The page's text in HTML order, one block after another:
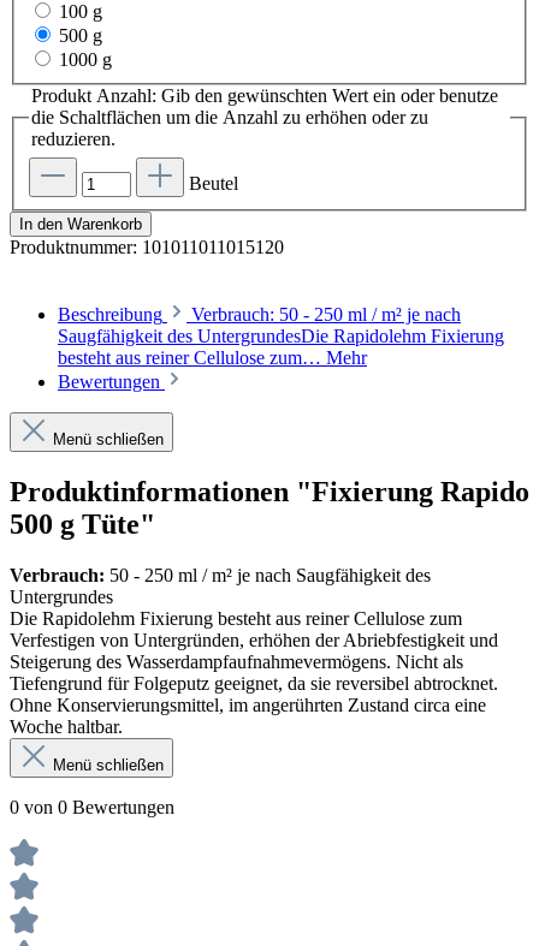
100 g
500 g
1000 g
Produkt Anzahl: Gib den gewünschten Wert ein oder benutze
die Schaltflächen um die Anzahl zu erhöhen oder zu
reduzieren.
Beutel
In den Warenkorb
Produktnummer: 101011011015120
Beschreibung
Verbrauch: 50 - 250 ml / m² je nach
Saugfähigkeit des UntergrundesDie Rapidolehm Fixierung
besteht aus reiner Cellulose zum… Mehr
Bewertungen
Menü schließen
Produktinformationen "Fixierung Rapido
500 g Tüte"
Verbrauch: 50 - 250 ml / m² je nach Saugfähigkeit des
Untergrundes
Die Rapidolehm Fixierung besteht aus reiner Cellulose zum
Verfestigen von Untergründen, erhöhen der Abriebfestigkeit und
Steigerung des Wasserdampfaufnahmevermögens. Nicht als
Tiefengrund für Folgeputz geeignet, da sie reversibel abtrocknet.
Ohne Konservierungsmittel, im angerührten Zustand circa eine
Woche haltbar.
Menü schließen
0 von 0 Bewertungen